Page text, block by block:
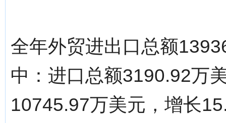
全年外贸进出口总额
中：进口总额3190.92万
10745.97万美元，增长